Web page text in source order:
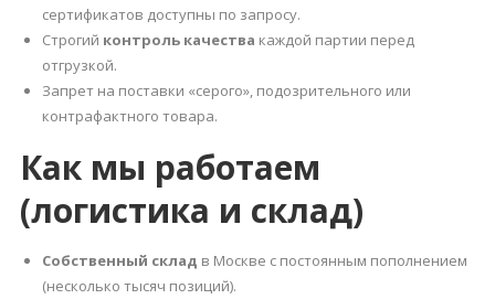
сертификатов доступны по запросу.
Строгий контроль качества каждой партии перед
отгрузкой.
Запрет на поставки «серого», подозрительного или
контрафактного товара.
Как мы работаем
(логистика и склад)
Собственный склад в Москве с постоянным пополнением
(несколько тысяч позиций).